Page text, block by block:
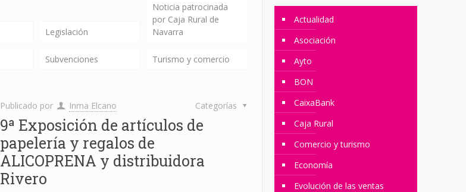
Legislación
Noticia patrocinada
por Caja Rural de
Navarra
Subvenciones Turismo y comercio
Publicado por Inma Elcano Categorías
9ª Exposición de artículos de
papelería y regalos de
ALICOPRENA y distribuidora
Rivero
Actualidad
Asociación
Ayto
BON
CaixaBank
Caja Rural
Comercio y turismo
Economía
Evolución de las ventas